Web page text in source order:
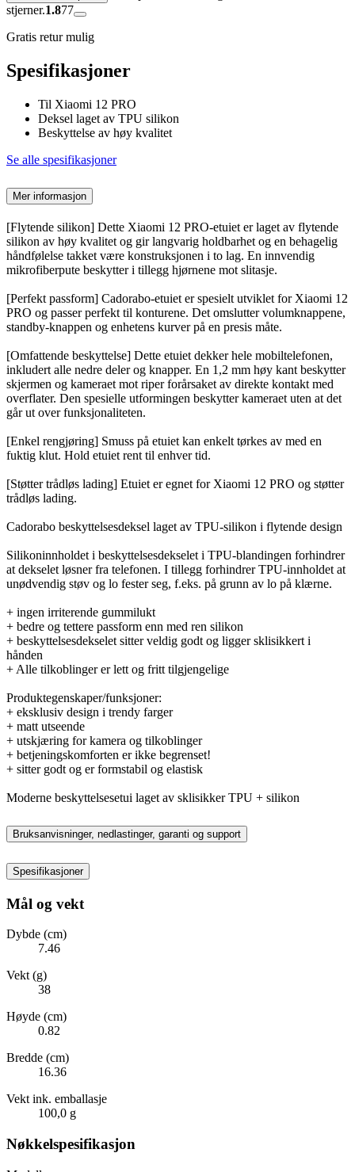
stjerner.1.877
Gratis retur mulig
Spesifikasjoner
Til Xiaomi 12 PRO
Deksel laget av TPU silikon
Beskyttelse av høy kvalitet
Se alle spesifikasjoner
Mer informasjon
[Flytende silikon] Dette Xiaomi 12 PRO-etuiet er laget av flytende
silikon av høy kvalitet og gir langvarig holdbarhet og en behagelig
håndfølelse takket være konstruksjonen i to lag. En innvendig
mikrofiberpute beskytter i tillegg hjørnene mot slitasje.
[Perfekt passform] Cadorabo-etuiet er spesielt utviklet for Xiaomi 12
PRO og passer perfekt til konturene. Det omslutter volumknappene,
standby-knappen og enhetens kurver på en presis måte.
[Omfattende beskyttelse] Dette etuiet dekker hele mobiltelefonen,
inkludert alle nedre deler og knapper. En 1,2 mm høy kant beskytter
skjermen og kameraet mot riper forårsaket av direkte kontakt med
overflater. Den spesielle utformingen beskytter kameraet uten at det
går ut over funksjonaliteten.
[Enkel rengjøring] Smuss på etuiet kan enkelt tørkes av med en
fuktig klut. Hold etuiet rent til enhver tid.
[Støtter trådløs lading] Etuiet er egnet for Xiaomi 12 PRO og støtter
trådløs lading.
Cadorabo beskyttelsesdeksel laget av TPU-silikon i flytende design
Silikoninnholdet i beskyttelsesdekselet i TPU-blandingen forhindrer
at dekselet løsner fra telefonen. I tillegg forhindrer TPU-innholdet at
unødvendig støv og lo fester seg, f.eks. på grunn av lo på klærne.
+ ingen irriterende gummilukt
+ bedre og tettere passform enn med ren silikon
+ beskyttelsesdekselet sitter veldig godt og ligger sklisikkert i
hånden
+ Alle tilkoblinger er lett og fritt tilgjengelige
Produktegenskaper/funksjoner:
+ eksklusiv design i trendy farger
+ matt utseende
+ utskjæring for kamera og tilkoblinger
+ betjeningskomforten er ikke begrenset!
+ sitter godt og er formstabil og elastisk
Moderne beskyttelsesetui laget av sklisikker TPU + silikon
Bruksanvisninger, nedlastinger, garanti og support
Spesifikasjoner
Mål og vekt
Dybde (cm)
7.46
Vekt (g)
38
Høyde (cm)
0.82
Bredde (cm)
16.36
Vekt ink. emballasje
100,0 g
Nøkkelspesifikasjon